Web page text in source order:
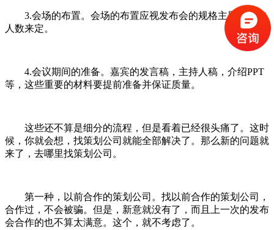
3.会场的布置。会场的布置应视发布会的规格主题和参加
人数来定。
4.会议期间的准备。嘉宾的发言稿，主持人稿，介绍PPT
等，这些重要的材料要提前准备并保证质量。
这些还不算是细分的流程，但是看着已经很头痛了。这时
候，你就会想，找策划公司就能全部解决了。那么新的问题就
来了，去哪里找策划公司。
第一种，以前合作的策划公司。找以前合作的策划公司，
合作过，不会被骗。但是，新意就没有了，而且上一次的发布
会合作的也不算太满意。这个，就不考虑了。